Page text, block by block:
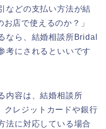
などの支払い方法が結
店で使えるのか？」
なら、結婚相談所Bridal
考にされるといいです
内容は、結婚相談所
クレジットカードや銀行
法に対応している場合